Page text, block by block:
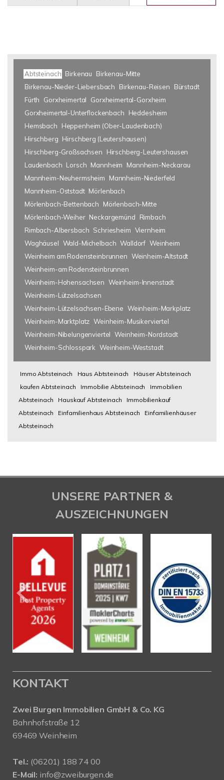
Abtsteinach Birkenau
Birkenau-Mitte
Birkenau-Nieder-Liebersbach
Birkenau-Reisen
Bürstadt
Fürth
Gorxheimertal
Gorxheimertal-Gorxheim
Gorxheimertal-Unterflockenbach
Heddesheim
Hemsbach
Heppenheim (Ober-Laudenbach)
Hirschberg Hirschberg (Leutershausen)
Hirschberg-Großsachsen
Hirschberg-Leutershausen
Laudenbach Lorsch Mannheim
Mannheim-Neckarau
Mannheim-Neuhermsheim
Mannheim-Niederfeld
Mannheim-Oststadt Mörlenbach
Mörlenbach-Bettenbach
Mörlenbach-Mitte
Mörlenbach-Weiher Neckargemünd
Rimbach
Rimbach-Albersbach Schriesheim Viernheim
Waghäusel Wald-Michelbach Walldorf Weinheim
Weinheim am Rodensteinbrunnen Weinheim-Altstadt
Weinheim-am Rodensteinbrunnen
Weinheim-Hohensachsen Weinheim-Innenstadt
Weinheim-Lützelsachsen
Weinheim-Lützelsachsen-Ebene Weinheim-Markplatz
Weinheim-Marktplatz Weinheim-Musikerviertel
Weinheim-Nibelungenviertel Weinheim-Nordstadt
Weinheim-Schlosspark Weinheim-Weststadt
Immo Abtsteinach Haus Abtsteinach
Häuser Abtsteinach
kaufen Abtsteinach
Immobilie Abtsteinach
Immobilien
Abtsteinach
Hauskauf Abtsteinach
Immobilienkauf
Abtsteinach
Einfamilienhaus Abtsteinach
Einfamilienhäuser
Abtsteinach
UNSERE PARTNER &
AUSZEICHNUNGEN
KONTAKT
Zwei Burgen Immobilien GmbH & Co. KG
Bahnhofstraße 12
69469 Weinheim
Tel.: (06201) 188 74 00
E-Mail: info@zweiburgen.de